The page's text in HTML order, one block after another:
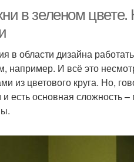
в зеленом цвете.
в области дизайна
И всё это
из цветового круга. Но,
есть основная сложность